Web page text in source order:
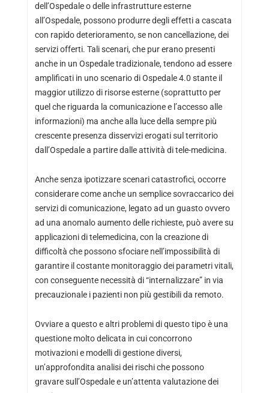
dell’Ospedale o delle infrastrutture esterne
all’Ospedale, possono produrre degli effetti a cascata
con rapido deterioramento, se non cancellazione, dei
servizi offerti. Tali scenari, che pur erano presenti
anche in un Ospedale tradizionale, tendono ad essere
amplificati in uno scenario di Ospedale 4.0 stante il
maggior utilizzo di risorse esterne (soprattutto per
quel che riguarda la comunicazione e l’accesso alle
informazioni) ma anche alla luce della sempre più
crescente presenza disservizi erogati sul territorio
dall’Ospedale a partire dalle attività di tele-medicina.
Anche senza ipotizzare scenari catastrofici, occorre
considerare come anche un semplice sovraccarico dei
servizi di comunicazione, legato ad un guasto ovvero
ad una anomalo aumento delle richieste, può avere su
applicazioni di telemedicina, con la creazione di
difficoltà che possono sfociare nell’impossibilità di
garantire il costante monitoraggio dei parametri vitali,
con conseguente necessità di “internalizzare” in via
precauzionale i pazienti non più gestibili da remoto.
Ovviare a questo e altri problemi di questo tipo è una
questione molto delicata in cui concorrono
motivazioni e modelli di gestione diversi,
un’approfondita analisi dei rischi che possono
gravare sull’Ospedale e un’attenta valutazione dei